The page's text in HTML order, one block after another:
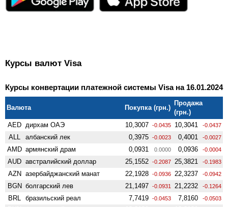
Курсы валют Visa
Курсы конвертации платежной системы Visa на 16.01.2024
Валюта Покупка (грн.)
Продажа
(грн.)
AED дирхам ОАЭ 10,3007 -0.0435 10,3041 -0.0437
ALL албанский лек 0,3975 -0.0023 0,4001 -0.0027
AMD армянский драм 0,0931 0.0000 0,0936 -0.0004
AUD австралийский доллар 25,1552 -0.2087 25,3821 -0.1983
AZN азербайджанский манат 22,1928 -0.0936 22,3237 -0.0942
BGN болгарский лев 21,1497 -0.0931 21,2232 -0.1264
BRL бразильский реал 7,7419 -0.0453 7,8160 -0.0503